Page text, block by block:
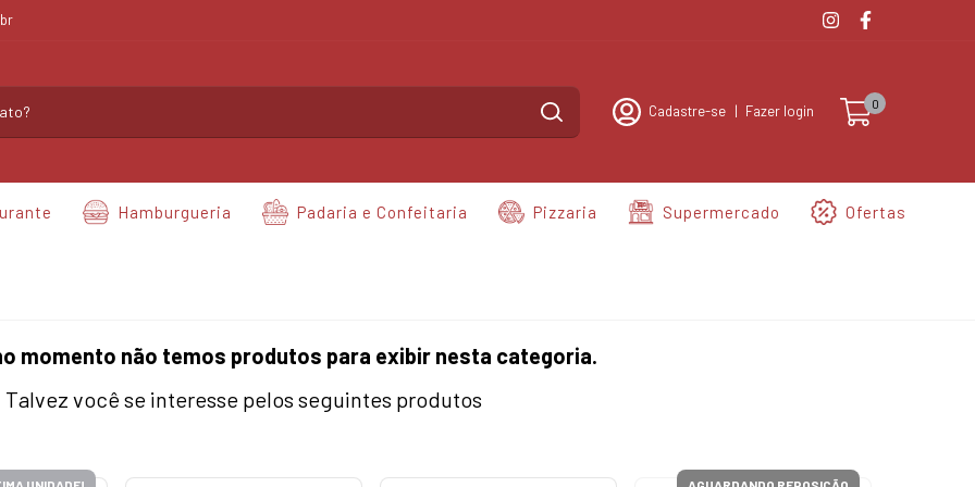
Cadastre-se | Fazer login 0
Hamburgueria Padaria e Confeitaria Pizzaria Supermercado Ofertas
momento não temos produtos para exibir nesta categoria.
Talvez você se interesse pelos seguintes produtos